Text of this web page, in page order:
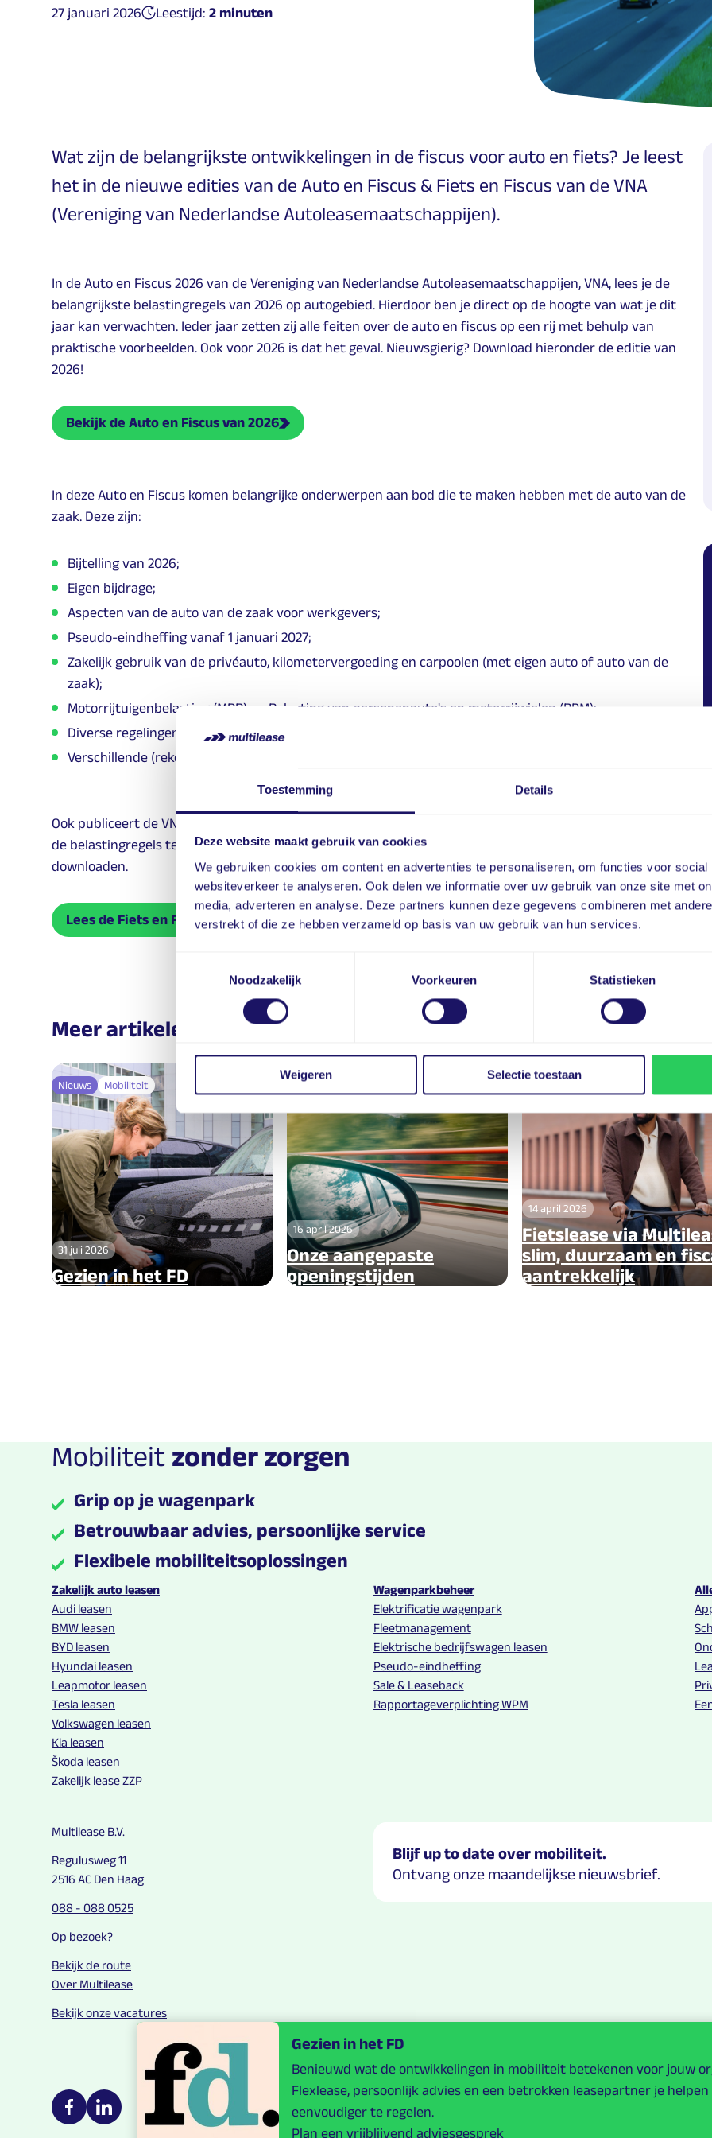
Toestemming Details
Deze website maakt gebruik van cookies
We gebruiken cookies om content en advertenties te personaliseren, om functies voor social
websiteverkeer te analyseren. Ook delen we informatie over uw gebruik van onze site met
media, adverteren en analyse. Deze partners kunnen deze gegevens combineren met
verstrekt of die ze hebben verzameld op basis van uw gebruik van hun services.
Noodzakelijk
Voorkeuren Statistieken
Weigeren Selectie toestaan
Gepubliceerd op:
27 januari 2026 Leestijd: 2 minuten
Wat zijn de belangrijkste ontwikkelingen in de fiscus voor auto en fiets? Je leest
het in de nieuwe edities van de Auto en Fiscus & Fiets en Fiscus van de VNA
(Vereniging van Nederlandse Autoleasemaatschappijen).
In de Auto en Fiscus 2026 van de Vereniging van Nederlandse Autoleasemaatschappijen, VNA, lees je de
belangrijkste belastingregels van 2026 op autogebied. Hierdoor ben je direct op de hoogte van wat je dit
jaar kan verwachten. Ieder jaar zetten zij alle feiten over de auto en fiscus op een rij met behulp van
praktische voorbeelden. Ook voor 2026 is dat het geval. Nieuwsgierig? Download hieronder de editie van
2026!
Bekijk de Auto en Fiscus van 2026
In deze Auto en Fiscus komen belangrijke onderwerpen aan bod die te maken hebben met de auto van de
zaak. Deze zijn:
Bijtelling van 2026;
Eigen bijdrage;
Aspecten van de auto van de zaak voor werkgevers;
Pseudo-eindheffing vanaf 1 januari 2027;
Zakelijk gebruik van de privéauto, kilometervergoeding en carpoolen (met eigen auto of auto van de
zaak);
Motorrijtuigenbelasting (MRB) en Belasting van personenauto's en motorrijwielen (BPM);
Diverse regelingen als Kleinschaligheidsinvesteringsaftrek (KIA) en Milieu-investeringsaftrek (MIA);
Verschillende (reken)voorbeelden.
Ook publiceert de VNA sinds 2024 jaarlijks de Fiets en Fiscus. Hierin vind je alle wetenswaardigheden over
de belastingregels terug die gefocust zijn op de fiets van de zaak. De editie van 2026 kan je ook
downloaden.
Lees de Fiets en Fiscus van 2026
Meer artikelen
Gezien in het FD
31 juli 2026
Nieuws Mobiliteit
Onze aangepaste
openingstijden
16 april 2026
Artikel
Fietslease via
slim, duurzaam en
aantrekkelijk
14 april 2026
Mobiliteit zonder zorgen
Grip op je wagenpark
Betrouwbaar advies, persoonlijke service
Flexibele mobiliteitsoplossingen
Multilease links en contact informatie
Zakelijk auto leasen
Audi leasen
BMW leasen
BYD leasen
Hyundai leasen
Leapmotor leasen
Tesla leasen
Volkswagen leasen
Kia leasen
Škoda leasen
Zakelijk lease ZZP
Wagenparkbeheer
Elektrificatie wagenpark
Fleetmanagement
Elektrische bedrijfswagen leasen
Pseudo-eindheffing
Sale & Leaseback
Rapportageverplichting WPM
Multilease B.V.
Regulusweg 11
2516 AC Den Haag
088 - 088 0525
Op bezoek?
Bekijk de route
Over Multilease
Bekijk onze vacatures
Multilease on social media
https://nl-nl.facebook.com/Multilease/
https://www.linkedin.com/company/multilease
Blijf up to date over mobiliteit.
Ontvang onze maandelijkse nieuwsbrief.
Gezien in het FD
Benieuwd wat de ontwikkelingen in mobiliteit betekenen voor jouw
Flexlease, persoonlijk advies en een betrokken leasepartner je
eenvoudiger te regelen.
Plan een vrijblijvend adviesgesprek